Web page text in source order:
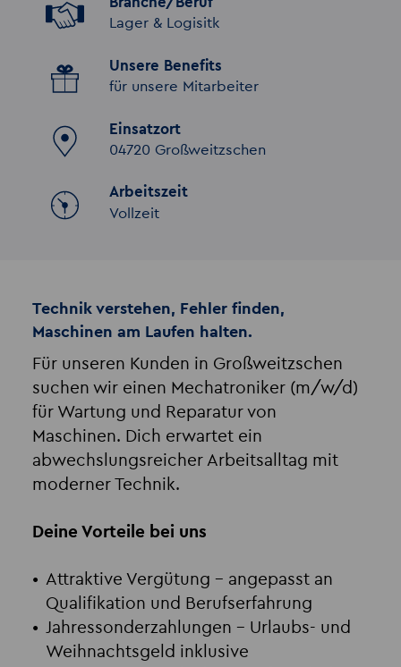
Lager & Logisitk
Unsere Benefits
für unsere Mitarbeiter
Einsatzort
04720 Großweitzschen
Arbeitszeit
Vollzeit
Technik verstehen, Fehler finden,
Maschinen am Laufen halten.
Für unseren Kunden in Großweitzschen
suchen wir einen Mechatroniker (m/w/d)
für Wartung und Reparatur von
Maschinen. Dich erwartet ein
abwechslungsreicher Arbeitsalltag mit
moderner Technik.
Deine Vorteile bei uns
Attraktive Vergütung – angepasst an
Qualifikation und Berufserfahrung
Jahressonderzahlungen – Urlaubs- und
Weihnachtsgeld inklusive